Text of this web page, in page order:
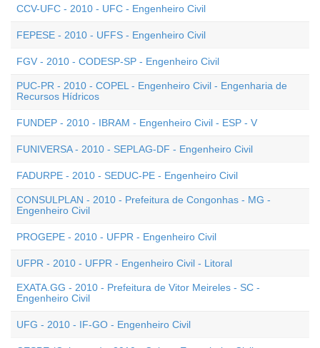
CCV-UFC - 2010 - UFC - Engenheiro Civil
FEPESE - 2010 - UFFS - Engenheiro Civil
FGV - 2010 - CODESP-SP - Engenheiro Civil
PUC-PR - 2010 - COPEL - Engenheiro Civil - Engenharia de
Recursos Hídricos
FUNDEP - 2010 - IBRAM - Engenheiro Civil - ESP - V
FUNIVERSA - 2010 - SEPLAG-DF - Engenheiro Civil
FADURPE - 2010 - SEDUC-PE - Engenheiro Civil
CONSULPLAN - 2010 - Prefeitura de Congonhas - MG -
Engenheiro Civil
PROGEPE - 2010 - UFPR - Engenheiro Civil
UFPR - 2010 - UFPR - Engenheiro Civil - Litoral
EXATA.GG - 2010 - Prefeitura de Vitor Meireles - SC -
Engenheiro Civil
UFG - 2010 - IF-GO - Engenheiro Civil